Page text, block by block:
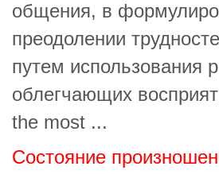
общения, в
преодолении
путем использования
облегчающих
the most ...
Состояние